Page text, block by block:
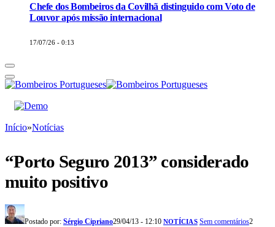
Chefe dos Bombeiros da Covilhã distinguido com Voto de
Louvor após missão internacional
17/07/26 - 0:13
Início»Notícias
“Porto Seguro 2013” considerado
muito positivo
Postado por: Sérgio Cipriano29/04/13 - 12:10 NOTÍCIAS Sem comentários2